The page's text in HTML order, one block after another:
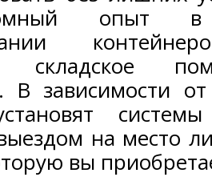
опыт в
складское
В зависимости
на место
вы